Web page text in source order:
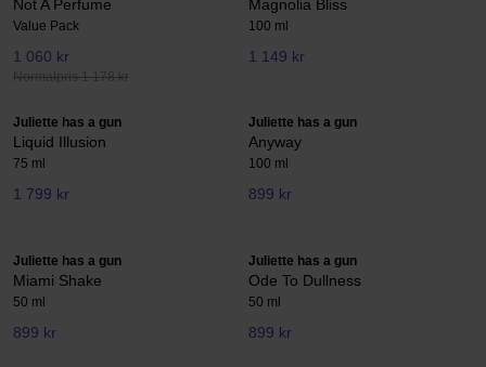
Not A Perfume
Value Pack
1 060 kr
Normalpris 1 178 kr
Magnolia Bliss
100 ml
1 149 kr
Juliette has a gun
Liquid Illusion
75 ml
1 799 kr
Juliette has a gun
Anyway
100 ml
899 kr
Juliette has a gun
Miami Shake
50 ml
899 kr
Juliette has a gun
Ode To Dullness
50 ml
899 kr